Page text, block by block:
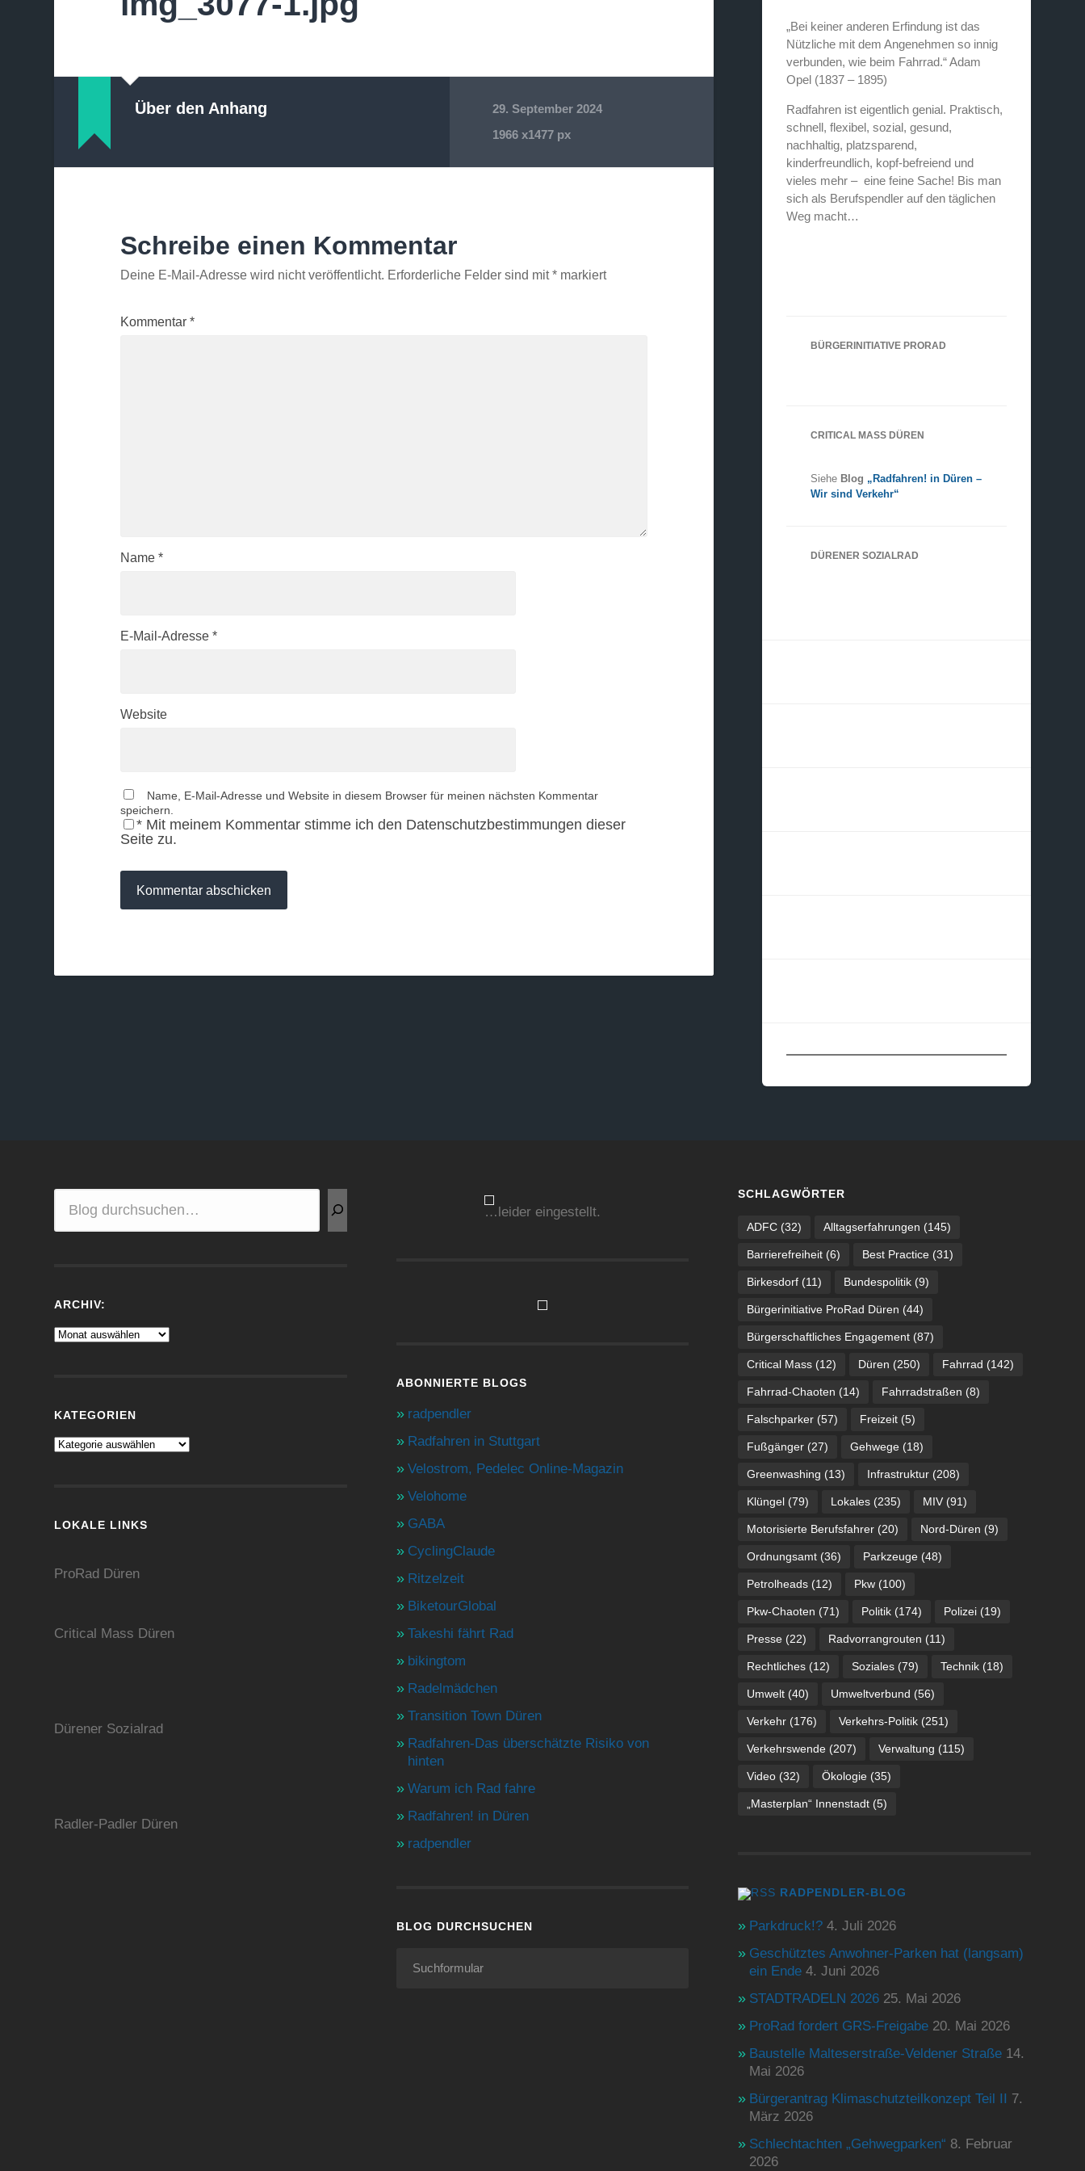
Über den Anhang
29. September 2024
1966x1477 px
Schreibe einen Kommentar
Deine E-Mail-Adresse wird nicht veröffentlicht. Erforderliche Felder sind mit*markiert
Kommentar *
Name *
E-Mail-Adresse *
Website
Name, E-Mail-Adresse und Website in diesem Browser für meinen nächsten Kommentar
speichern.
*Mit meinem Kommentar stimme ich den Datenschutzbestimmungen dieser
Seite zu.
„Bei keiner anderen Erfindung ist das
Nützliche mit dem Angenehmen so innig
verbunden, wie beim Fahrrad.“ Adam
Opel (1837 – 1895)
Radfahren ist eigentlich genial. Praktisch,
schnell, flexibel, sozial, gesund,
nachhaltig, platzsparend,
kinderfreundlich, kopf-befreiend und
vieles mehr – eine feine Sache! Bis man
sich als Berufspendler auf den täglichen
Weg macht…
BÜRGERINITIATIVE PRORAD
CRITICAL MASS DÜREN
Siehe Blog „Radfahren! in Düren –
Wir sind Verkehr“
DÜRENER SOZIALRAD
ARCHIV:
KATEGORIEN
LOKALE LINKS
ProRad Düren
Critical Mass Düren
Dürener Sozialrad
Radler-Padler Düren
…leider eingestellt.
ABONNIERTE BLOGS
radpendler
Radfahren in Stuttgart
Velostrom, Pedelec Online-Magazin
Velohome
GABA
CyclingClaude
Ritzelzeit
BiketourGlobal
Takeshi fährt Rad
bikingtom
Radelmädchen
Transition Town Düren
Radfahren-Das überschätzte Risiko von
hinten
Warum ich Rad fahre
Radfahren! in Düren
radpendler
BLOG DURCHSUCHEN
SCHLAGWÖRTER
ADFC(32) Alltagserfahrungen (145)
Barrierefreiheit(6) Best Practice(31)
Birkesdorf(11) Bundespolitik(9)
Bürgerinitiative ProRad Düren (44)
Bürgerschaftliches Engagement(87)
Critical Mass(12) Düren (250) Fahrrad (142)
Fahrrad-Chaoten (14) Fahrradstraßen (8)
Falschparker(57) Freizeit(5)
Fußgänger(27) Gehwege(18)
Greenwashing (13) Infrastruktur(208)
Klüngel (79) Lokales(235) MIV(91)
Motorisierte Berufsfahrer(20) Nord-Düren (9)
Ordnungsamt(36) Parkzeuge(48)
Petrolheads(12) Pkw(100)
Pkw-Chaoten (71) Politik(174) Polizei(19)
Presse(22) Radvorrangrouten (11)
Rechtliches(12) Soziales(79) Technik(18)
Umwelt(40) Umweltverbund (56)
Verkehr(176) Verkehrs-Politik(251)
Verkehrswende(207) Verwaltung (115)
Video(32) Ökologie(35)
„Masterplan“ Innenstadt(5)
RADPENDLER-BLOG
Parkdruck!? 4. Juli 2026
Geschütztes Anwohner-Parken hat (langsam)
ein Ende 4. Juni 2026
STADTRADELN 2026 25. Mai 2026
ProRad fordert GRS-Freigabe 20. Mai 2026
Baustelle Malteserstraße-Veldener Straße 14.
Mai 2026
Bürgerantrag Klimaschutzteilkonzept Teil II 7.
März 2026
Schlechtachten „Gehwegparken“ 8. Februar
2026